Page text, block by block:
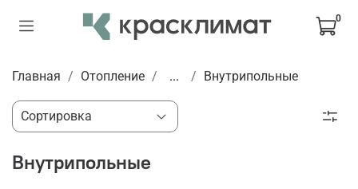
0
Главная Отопление ... Внутрипольные
Внутрипольные